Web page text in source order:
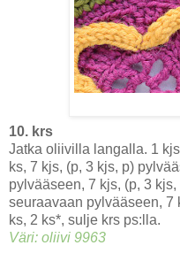
10. krs
Jatka oliivilla langalla. 1
ks, 7 kjs, (p, 3 kjs, p)
pylvääseen, 7 kjs, (p, 3
seuraavaan pylvääseen, 7
ks, 2 ks*, sulje krs ps:lla.
Väri: oliivi 9963